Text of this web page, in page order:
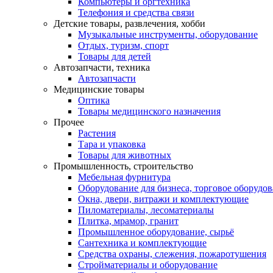
Телефония и средства связи
Детские товары, развлечения, хобби
Музыкальные инструменты, оборудование
Отдых, туризм, спорт
Товары для детей
Автозапчасти, техника
Автозапчасти
Медицинские товары
Оптика
Товары медицинского назначения
Прочее
Растения
Тара и упаковка
Товары для животных
Промышленность, строительство
Мебельная фурнитура
Оборудование для бизнеса, торговое
Окна, двери, витражи и комплектующие
Пиломатериалы, лесоматериалы
Плитка, мрамор, гранит
Промышленное оборудование, сырьё
Сантехника и комплектующие
Средства охраны, слежения, пожаротушения
Стройматериалы и оборудование